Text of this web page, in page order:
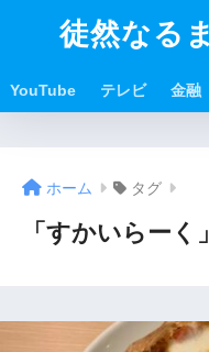
徒然なる
YouTube テレビ 金融
ホーム タグ
「すかいらー